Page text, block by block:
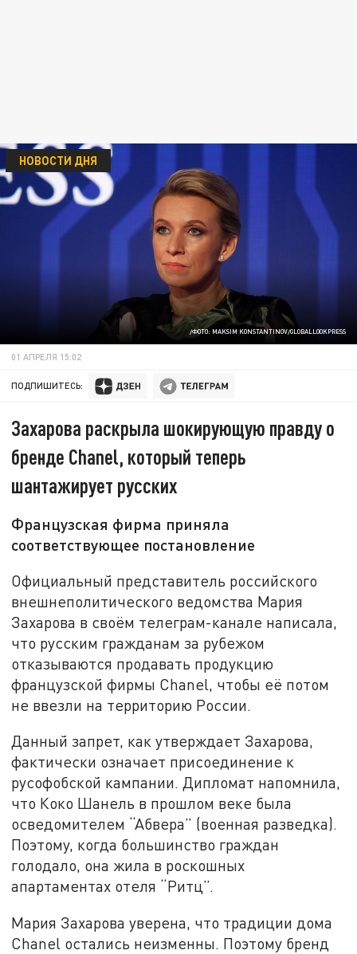
/ФОТО: MAKSIM KONSTANTINOV/GLOBALLOOKPRESS
НОВОСТИ ДНЯ
01 АПРЕЛЯ 15:02
ПОДПИШИТЕСЬ:
Захарова раскрыла шокирующую правду о
бренде Chanel, который теперь
шантажирует русских
Французская фирма приняла
соответствующее постановление
Официальный представитель российского
внешнеполитического ведомства Мария
Захарова в своём телеграм-канале написала,
что русским гражданам за рубежом
отказываются продавать продукцию
французской фирмы Chanel, чтобы её потом
не ввезли на территорию России.
Данный запрет, как утверждает Захарова,
фактически означает присоединение к
русофобской кампании. Дипломат напомнила,
что Коко Шанель в прошлом веке была
осведомителем “Абвера” (военная разведка).
Поэтому, когда большинство граждан
голодало, она жила в роскошных
апартаментах отеля “Ритц”.
Мария Захарова уверена, что традиции дома
Chanel остались неизменны. Поэтому бренд